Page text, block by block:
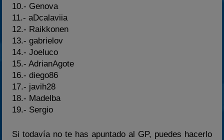
10.- Genova
11.- aDcalaviia
12.- Raikkonen
13.- gabrielov
14.- Joeluco
15.- AdrianAgote
16.- diego86
17.- javih28
18.- Madelba
19.- Sergio
Si todavía no te has apuntado al GP, puedes hacerlo